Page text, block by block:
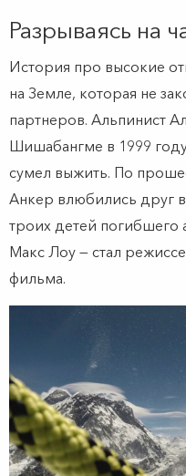
Разрываясь на
История про высокие
на Земле, которая не
партнеров. Альпинист
Шишабангме в 1999
сумел выжить. По
Анкер влюбились друг
троих детей погибшего
Макс Лоу — стал
фильма.